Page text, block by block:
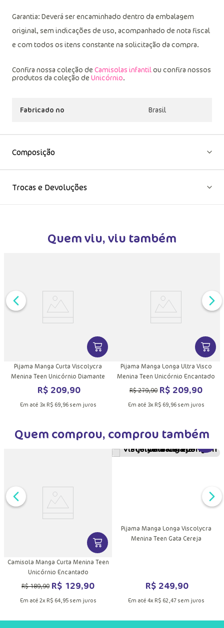
Garantia: Deverá ser encaminhado dentro da embalagem
original, sem indicações de uso, acompanhado de nota fiscal
e com todos os itens constante na solicitação da compra.
Confira nossa coleção de Camisolas infantilou confira nossos
produtos da coleção de Unicórnio.
Fabricado no Brasil
Composição
Trocas e Devoluções
Quem viu, viu também
INFORMAÇÕES DO PRODUTOVER MAIS INFORMAÇÕES DO
Pijama Manga Curta Viscolycra
Menina Teen Unicórnio Diamante
R$ 209,90
Em até 3x R$ 69,96sem juros
VER
Pijama Manga Longa Ultra Visco
Menina Teen Unicórnio Encantado
R$279,90 R$ 209,90
Em até 3x R$ 69,96sem juros
Quem comprou, comprou também
INFORMAÇÕES DO PRODUTOVER MAIS INFORMAÇÕES DO
Camisola Manga Curta Menina Teen
Unicórnio Encantado
R$189,90 R$ 129,90
Em até 2x R$ 64,95sem juros
Pijama Manga Longa Viscolycra
Menina Teen Gata Cereja
R$ 249,90
Em até 4x R$ 62 47sem juros